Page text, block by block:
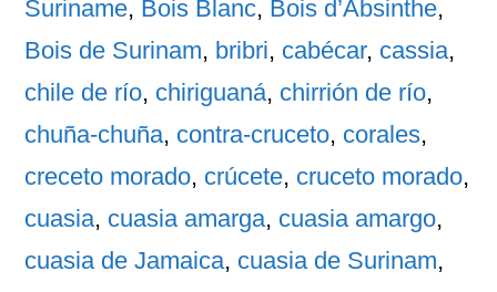
Suriname, Bois Blanc, Bois d’Absinthe,
Bois de Surinam, bribri, cabécar, cassia,
chile de río, chiriguaná, chirrión de río,
chuña-chuña, contra-cruceto, corales,
creceto morado, crúcete, cruceto morado,
cuasia, cuasia amarga, cuasia amargo,
cuasia de Jamaica, cuasia de Surinam,